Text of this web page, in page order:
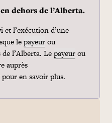
dehors de l’Alberta.
et l’exécution d’une
lepayeurou
l’Alberta. Lepayeurou
auprès
pour en savoir plus.